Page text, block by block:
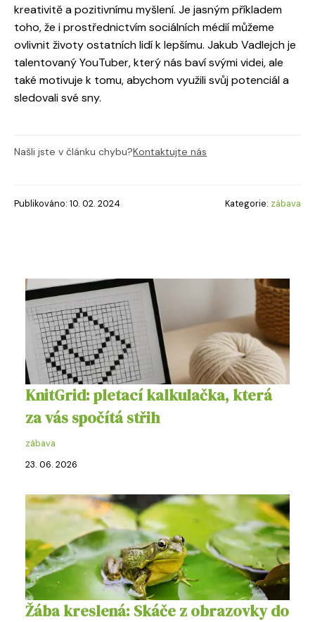
kreativitě a pozitivnímu myšlení. Je jasným příkladem
toho, že i prostřednictvím sociálních médií můžeme
ovlivnit životy ostatních lidí k lepšímu. Jakub Vadlejch je
talentovaný YouTuber, který nás baví svými videi, ale
také motivuje k tomu, abychom využili svůj potenciál a
sledovali své sny.
Našli jste v článku chybu?Kontaktujte nás
Publikováno: 10. 02. 2024 Kategorie: zábava
KnitGrid: pletací kalkulačka, která
za vás spočítá střih
zábava
23. 06. 2026
Žába kreslená: Skáče z obrazovky do